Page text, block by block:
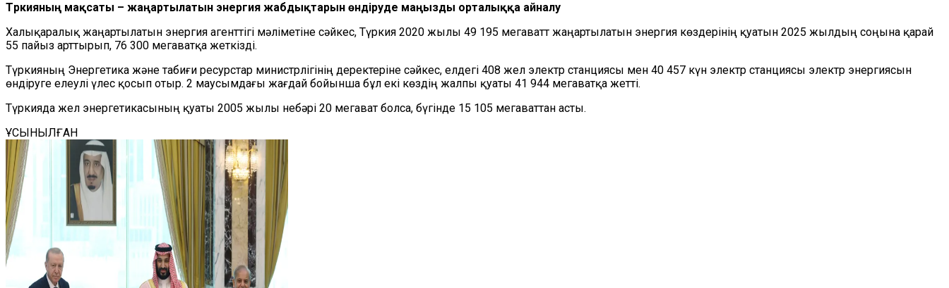
Түркияның мақсаты – жаңартылатын энергия жабдықтарын өндіруде маңызды орталыққа айналу
Халықаралық жаңартылатын энергия агенттігі мәліметіне сәйкес, Түркия 2020 жылы 49 195 мегаватт жаңартылатын энергия көздерінің қуатын 2025 жылдың соңына қарай
55 пайыз арттырып, 76 300 мегаватқа жеткізді.
Түркияның Энергетика және табиғи ресурстар министрлігінің деректеріне сәйкес, елдегі 408 жел электр станциясы мен 40 457 күн электр станциясы электр энергиясын
өндіруге елеулі үлес қосып отыр. 2 маусымдағы жағдай бойынша бұл екі көздің жалпы қуаты 41 944 мегаватқа жетті.
Түркияда жел энергетикасының қуаты 2005 жылы небәрі 20 мегават болса, бүгінде 15 105 мегаваттан асты.
ҰСЫНЫЛҒАН